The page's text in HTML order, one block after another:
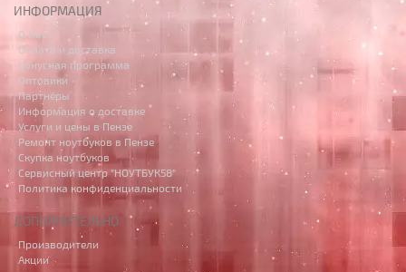
ИНФОРМАЦИЯ
О Нас
Оплата и доставка
Бонусная программа
Оптовики
Партнёры
Информация о доставке
Услуги и цены в Пензе
Ремонт ноутбуков в Пензе
Скупка ноутбуков
Сервисный центр "НОУТБУК58"
Политика конфиденциальности
ДОПОЛНИТЕЛЬНО
Производители
Акции